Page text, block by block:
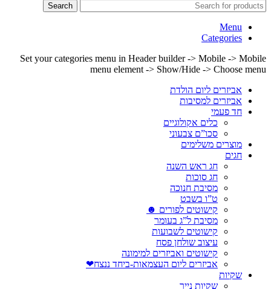
Search
Menu
Categories
Set your categories menu in Header builder -> Mobile -> Mobile
menu element -> Show/Hide -> Choose menu
אביזרים ליום הולדת
אביזרים למסיבות
חד פעמי
כלים אקולוגיים
סכו”ם צבעוני
מוצרים משלימים
חגים
חג ראש השנה
חג סוכות
מסיבת חנוכה
ט”ו בשבט
קישוטים לפורים ☻
מסיבת ל”ג בעומר
קישוטים לשבועות
עיצוב שולחן פסח
קישוטים ואביזרים למימונה
אביזרים ליום העצמאות-ביחד ננצח❤
שקיות
שקיות נייר